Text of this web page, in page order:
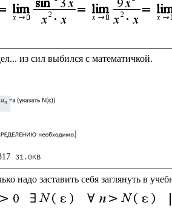
31.0KB
надо заставить себя заглянуть в